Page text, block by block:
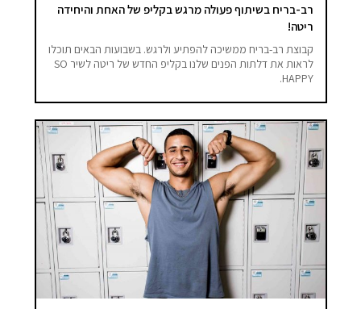
רב-בריח בשיתוף פעולה מרגש בקליפ של האחת והיחידה
ריטה!
קבוצת רב-בריח ממשיכה להפתיע ולרגש. בשבועות הבאים תוכלו
לראות את דלתות הפנים שלנו בקליפ החדש של ריטה לשיר SO
HAPPY.